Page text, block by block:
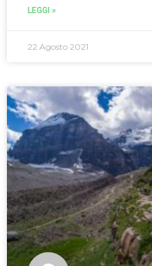
LEGGI »
22 Agosto 2021